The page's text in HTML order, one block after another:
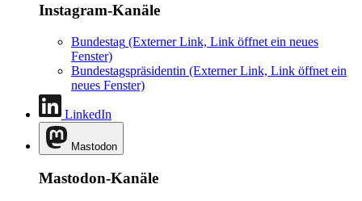
Instagram-Kanäle
Bundestag (Externer Link, Link öffnet ein neues
Fenster)
Bundestagspräsidentin (Externer Link, Link öffnet ein
neues Fenster)
LinkedIn
Mastodon
Mastodon-Kanäle